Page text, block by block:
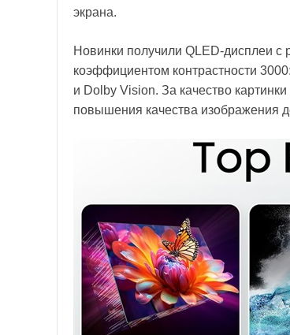
экрана.
Новинки получили QLED-дисплеи с
коэффициентом контрастности
и Dolby Vision. За качество
повышения качества изображения